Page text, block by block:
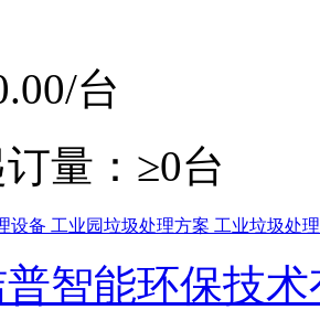
/台
量： ≥0台
设备 工业园垃圾处理方案 工业垃圾处
智能环保技